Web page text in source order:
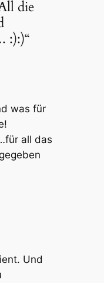
die
:):)“
was für
all das
Und